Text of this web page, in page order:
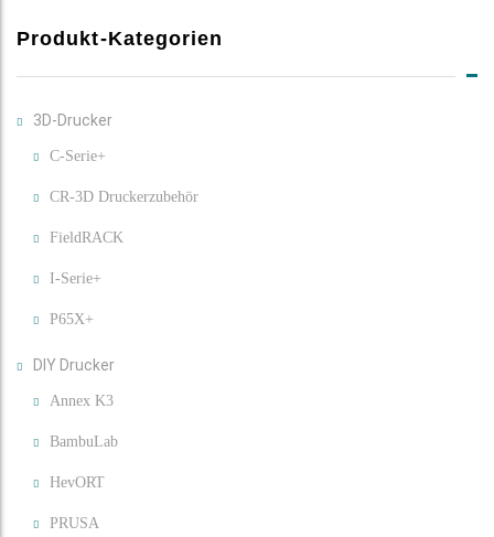
Produkt-Kategorien
3D-Drucker
C-Serie+
CR-3D Druckerzubehör
FieldRACK
I-Serie+
P65X+
DIY Drucker
Annex K3
BambuLab
HevORT
PRUSA